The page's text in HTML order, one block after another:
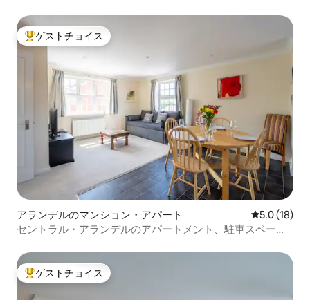
大好評のゲストチョイスです。
ゲストチョイス
アランデルのマンション・アパート レビュー18
5.0 (18)
セントラル・アランデルのアパートメント、駐車スペース2
大好評のゲストチョイスです。
ゲストチョイス